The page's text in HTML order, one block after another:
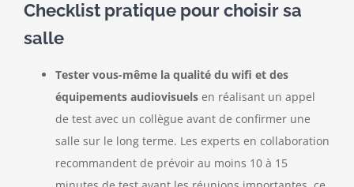
Checklist pratique pour choisir sa
salle
Tester vous-même la qualité du wifi et des
équipements audiovisuels en réalisant un appel
de test avec un collègue avant de confirmer une
salle sur le long terme. Les experts en collaboration
recommandent de prévoir au moins 10 à 15